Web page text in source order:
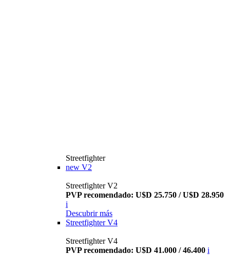
Streetfighter
new V2
Streetfighter V2
PVP recomendado: U$D 25.750 / U$D 28.950
i
Descubrir más
Streetfighter V4
Streetfighter V4
PVP recomendado: U$D 41.000 / 46.400 i